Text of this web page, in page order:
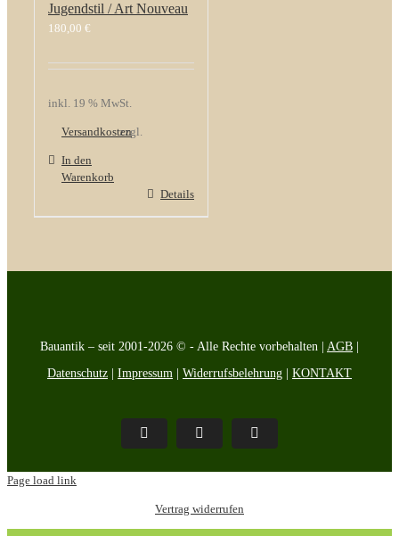
Jugendstil / Art Nouveau
180,00 €
inkl. 19 % MwSt.
zzgl.
Versandkosten
In den
Warenkorb
Details
Bauantik – seit 2001-2026 © - Alle Rechte vorbehalten | AGB
Datenschutz
Impressum Widerrufsbelehrung KONTAKT
Pinterest FacebookInstagram
Page load link
Vertrag widerrufen